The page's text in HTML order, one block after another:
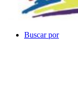
Buscar por